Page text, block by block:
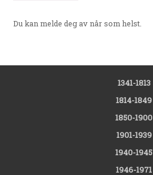
Du kan melde deg av når som helst.
1341-1813
1814-1849
1850-1900
1901-1939
1940-1945
1946-1971